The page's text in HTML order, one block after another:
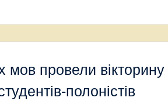
мов провели вікторину
полоністів